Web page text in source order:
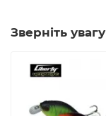
Зверніть увагу